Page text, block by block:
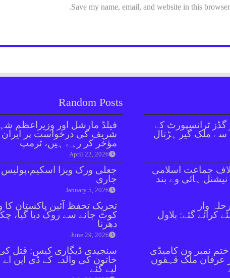
Save my name, email, and website in this
Random Posts
فیلڈ مارشل اور وزیراعظم
شریف کی درخواست پر ایران
مؤخر کر رہے ہیں، ٹرمپ
April 22, 2026
جعلی ورک ویزا اسکیم،پولیس
جاری
January 5, 2026
تحریک تحفظ آئین پاکستان کا
کوٹ جانے سے روک دیا گیا،
دھرنا
June 29, 2026
سنجیدی ڈیگاری کیس: قتل
خاتون کی والدہ کے ڈی این
لیے گئے
ٹرانسپورٹ کے
سے ملک گیر ہڑتال
جماعت اسلامی
ہائی وے بند
وار
کرائے گئے: بلاول
ختم نمبر ون کامیڈی
عرفان ملک قہقوں